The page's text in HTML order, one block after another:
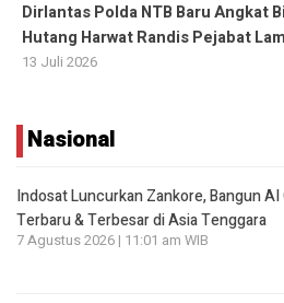
Dirlantas Polda NTB Baru Angkat
Hutang Harwat Randis Pejabat
13 Juli 2026
Nasional
Indosat Luncurkan Zankore, Bangun AI
Terbaru & Terbesar di Asia Tenggara
7 Agustus 2026 | 11:01 am WIB